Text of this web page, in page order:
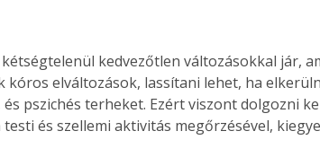
kedvezményes
0 Ft postaköltséggel
kedvezőtlen változásokkal jár,
elváltozások, lassítani lehet, ha
pszichés terheket. Ezért viszont dolgozni
és szellemi aktivitás megőrzésével,